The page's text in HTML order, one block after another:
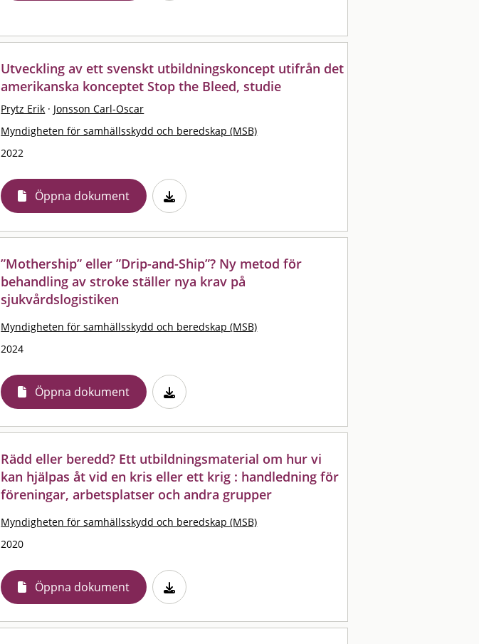
Utveckling av ett svenskt utbildningskoncept utifrån det
amerikanska konceptet Stop the Bleed, studie
Prytz Erik · Jonsson Carl-Oscar
Myndigheten för samhällsskydd och beredskap (MSB)
2022
Öppna dokument
”Mothership” eller ”Drip-and-Ship”? Ny metod för
behandling av stroke ställer nya krav på
sjukvårdslogistiken
Myndigheten för samhällsskydd och beredskap (MSB)
2024
Öppna dokument
Rädd eller beredd? Ett utbildningsmaterial om hur vi
kan hjälpas åt vid en kris eller ett krig : handledning för
föreningar, arbetsplatser och andra grupper
Myndigheten för samhällsskydd och beredskap (MSB)
2020
Öppna dokument